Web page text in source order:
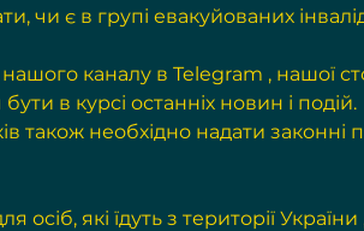
чи є в групі евакуйованих
нашого каналу в Telegram , нашої
в курсі останніх новин і подій.
також необхідно надати законні
осіб, які їдуть з території України